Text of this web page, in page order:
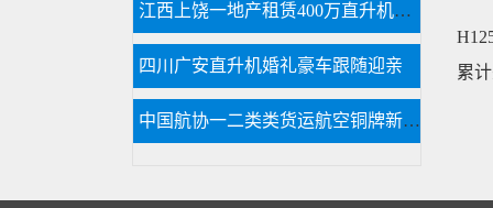
累
江西上饶一地产租赁400万直升机空中看房
四川广安直升机婚礼豪车跟随迎亲
中国航协一二类类货运航空铜牌新申请